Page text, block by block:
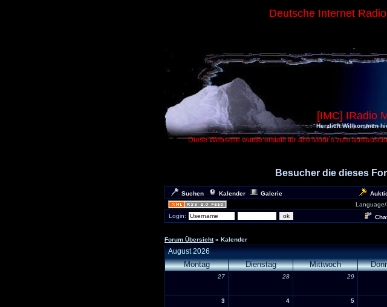
Deutsche Internet
[IMC] IRadio
Herzlich Willkommen
Diese Webseite wurde erstellt für alle Modi´s zum
Besucher die dieses
Suchen Kalender Galerie
Login:
Forum Übersicht» Kalender
August 2026
Montag Dienstag Mittwoch
27 28 29
3 4 5